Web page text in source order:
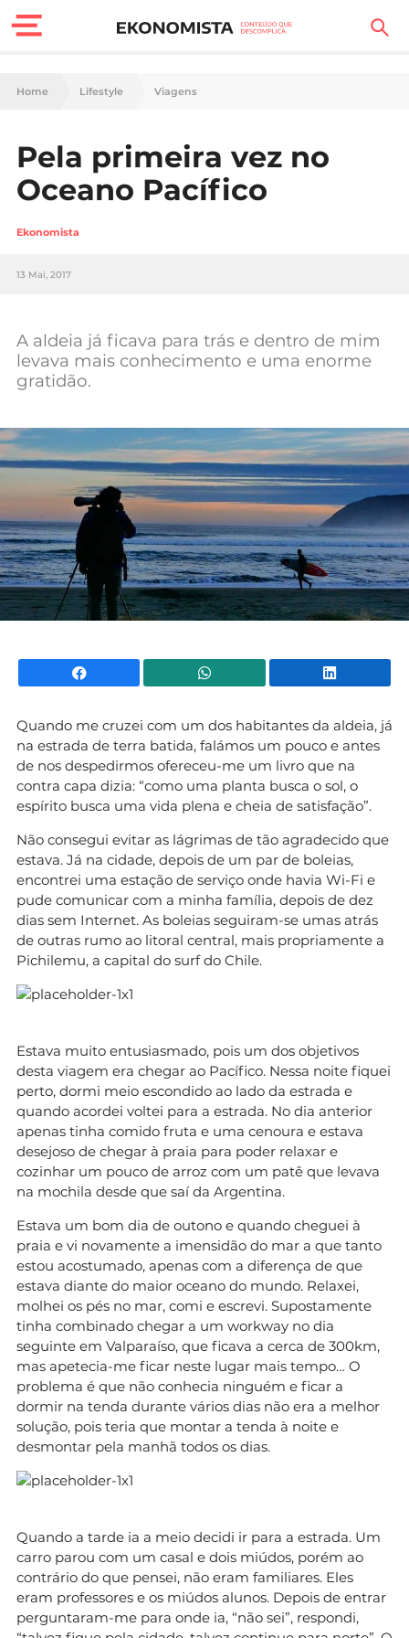
Finanças Pessoais
Carreira
Tecnologia
Negócios
Mundial 2026
Home Lifestyle Viagens
Pela primeira vez no
Oceano Pacífico
Ekonomista
13 Mai, 2017
A aldeia já ficava para trás e dentro de mim
levava mais conhecimento e uma enorme
gratidão.
Facebook WhatsApp
Quando me cruzei com um dos habitantes da aldeia, já
na estrada de terra batida, falámos um pouco e antes
de nos despedirmos ofereceu-me um livro que na
contra capa dizia: “como uma planta busca o sol, o
espírito busca uma vida plena e cheia de satisfação”.
Não consegui evitar as lágrimas de tão agradecido que
estava. Já na cidade, depois de um par de boleias,
encontrei uma estação de serviço onde havia Wi-Fi e
pude comunicar com a minha família, depois de dez
dias sem Internet. As boleias seguiram-se umas atrás
de outras rumo ao litoral central, mais propriamente a
Pichilemu, a capital do surf do Chile.
Estava muito entusiasmado, pois um dos objetivos
desta viagem era chegar ao Pacífico. Nessa noite fiquei
perto, dormi meio escondido ao lado da estrada e
quando acordei voltei para a estrada. No dia anterior
apenas tinha comido fruta e uma cenoura e estava
desejoso de chegar à praia para poder relaxar e
cozinhar um pouco de arroz com um patê que levava
na mochila desde que saí da Argentina.
Estava um bom dia de outono e quando cheguei à
praia e vi novamente a imensidão do mar a que tanto
estou acostumado, apenas com a diferença de que
estava diante do maior oceano do mundo. Relaxei,
molhei os pés no mar, comi e escrevi. Supostamente
tinha combinado chegar a um workway no dia
seguinte em Valparaíso, que ficava a cerca de 300km,
mas apetecia-me ficar neste lugar mais tempo… O
problema é que não conhecia ninguém e ficar a
dormir na tenda durante vários dias não era a melhor
solução, pois teria que montar a tenda à noite e
desmontar pela manhã todos os dias.
Quando a tarde ia a meio decidi ir para a estrada. Um
carro parou com um casal e dois miúdos, porém ao
contrário do que pensei, não eram familiares. Eles
eram professores e os miúdos alunos. Depois de entrar
perguntaram-me para onde ia, “não sei”, respondi,